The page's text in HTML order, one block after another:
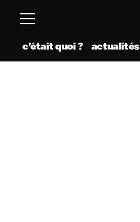
c’était quoi ? actualités